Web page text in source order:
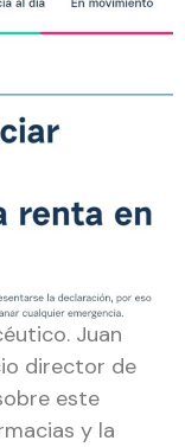
Juan
director de
este
y la